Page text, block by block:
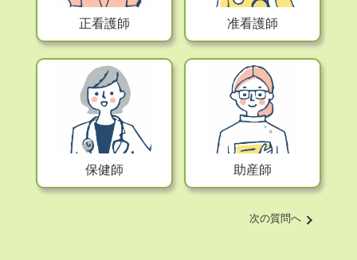
正看護師 准看護師
保健師 助産師
次の質問へ